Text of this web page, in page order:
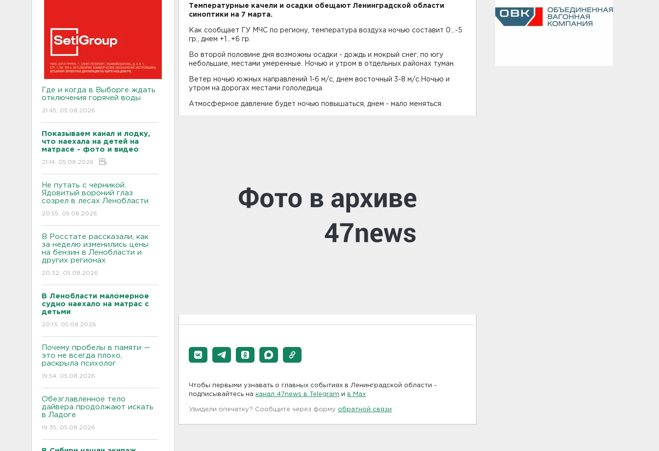
Где и когда в Выборге ждать
отключения горячей воды
21:45, 05.08.2026
Показываем канал и лодку,
что наехала на детей на
матрасе - фото и видео
21:14, 05.08.2026
Не путать с черникой.
Ядовитый вороний глаз
созрел в лесах Ленобласти
20:55, 05.08.2026
В Росстате рассказали, как
за неделю изменились цены
на бензин в Ленобласти и
других регионах
20:32, 05.08.2026
В Ленобласти маломерное
судно наехало на матрас с
детьми
20:13, 05.08.2026
Почему пробелы в памяти —
это не всегда плохо,
раскрыла психолог
19:54, 05.08.2026
Обезглавленное тело
дайвера продолжают искать
в Ладоге
19:35, 05.08.2026
Температурные качели и осадки обещают Ленинградской области
синоптики на 7 марта.
Как сообщает ГУ МЧС по региону, температура воздуха ночью составит 0...-5
гр., днем +1...+6 гр.
Во второй половине дня возможны осадки - дождь и мокрый снег, по югу
небольшие, местами умеренные. Ночью и утром в отдельных районах туман.
Ветер ночью южных направлений 1-6 м/с, днем восточный 3-8 м/с.Ночью и
утром на дорогах местами гололедица.
Атмосферное давление будет ночью повышаться, днем - мало меняться.
Чтобы первыми узнавать о главных событиях в Ленинградской области -
подписывайтесь на канал 47news в Telegram и в Maх
Увидели опечатку? Сообщите через форму обратной связи